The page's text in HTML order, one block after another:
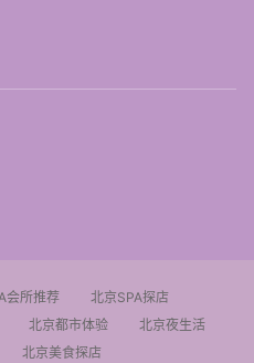
会所推荐
北京SPA探店
北京都市体验
北京夜生活
北京美食探店